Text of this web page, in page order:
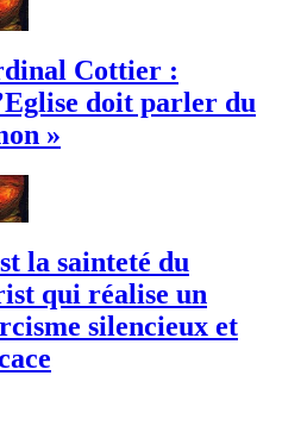
Cottier :
doit parler du
»
la sainteté du
qui réalise un
silencieux et